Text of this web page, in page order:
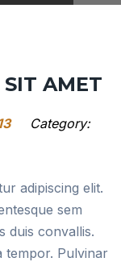
AMET
Category:
adipiscing elit.
sem
duis convallis.
tempor. Pulvinar